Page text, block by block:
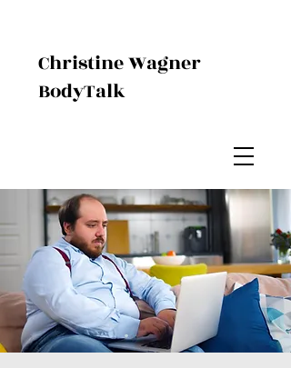
Christine Wagner
BodyTalk